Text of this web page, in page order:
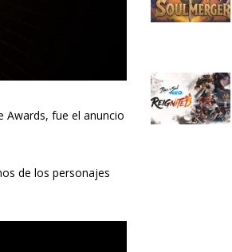
Awards, fue el anuncio
de los personajes